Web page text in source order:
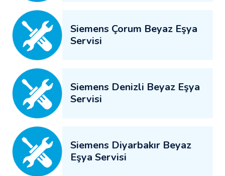
Siemens Çorum Beyaz Eşya
Servisi
Siemens Denizli Beyaz Eşya
Servisi
Siemens Diyarbakır Beyaz
Eşya Servisi